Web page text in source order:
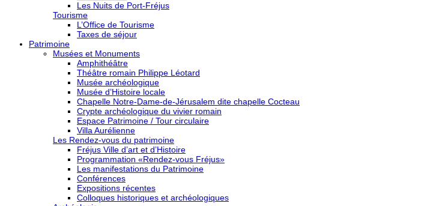
Les Nuits de Port-Fréjus
Tourisme
L’Office de Tourisme
Taxes de séjour
Patrimoine
Musées et Monuments
Amphithéâtre
Théâtre romain Philippe Léotard
Musée archéologique
Musée d’Histoire locale
Chapelle Notre-Dame-de-Jérusalem dite chapelle Cocteau
Crypte archéologique du vivier romain
Espace Patrimoine / Tour circulaire
Villa Aurélienne
Les Rendez-vous du patrimoine
Fréjus Ville d’art et d’Histoire
Programmation «Rendez-vous Fréjus»
Les manifestations du Patrimoine
Conférences
Expositions récentes
Colloques historiques et archéologiques